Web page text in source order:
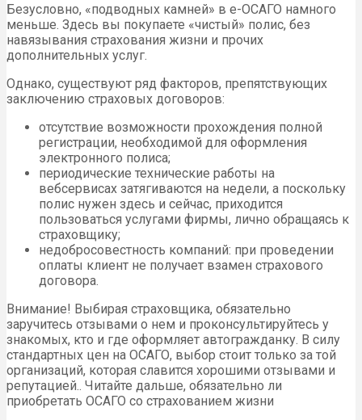
Безусловно, «подводных камней» в е-ОСАГО намного
меньше. Здесь вы покупаете «чистый» полис, без
навязывания страхования жизни и прочих
дополнительных услуг.
Однако, существуют ряд факторов, препятствующих
заключению страховых договоров:
отсутствие возможности прохождения полной
регистрации, необходимой для оформления
электронного полиса;
периодические технические работы на
вебсервисах затягиваются на недели, а поскольку
полис нужен здесь и сейчас, приходится
пользоваться услугами фирмы, лично обращаясь к
страховщику;
недобросовестность компаний: при проведении
оплаты клиент не получает взамен страхового
договора.
Внимание! Выбирая страховщика, обязательно
заручитесь отзывами о нем и проконсультируйтесь у
знакомых, кто и где оформляет автогражданку. В силу
стандартных цен на ОСАГО, выбор стоит только за той
организаций, которая славится хорошими отзывами и
репутацией.. Читайте дальше, обязательно ли
приобретать ОСАГО со страхованием жизни